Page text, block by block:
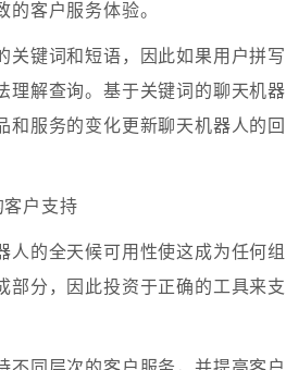
的客户服务体验。
关键词和短语，因此如果用户拼写
理解查询。基于关键词的聊天机器
和服务的变化更新聊天机器人的回
客户支持
人的全天候可用性使这成为任何组
部分，因此投资于正确的工具来支